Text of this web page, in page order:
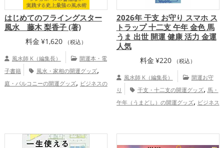
はじめてのフライングスター
風水 藤木 梨香子 (著)
料金 ¥1,620 （税込）
風水師 K（編集長）
開運本・電
子書籍
風水・家相の開運グッズ,
庭・バルコニーの開運グッズ, ビジネスの
ップ,総合運・全体運アップ
2026年 干支 お守り スマホ ス
トラップ 十二支 午年 金色 馬
うま 出世 開運 健康 活力 金運
人気
料金 ¥220 （税込）
風水師 K（編集長）
開運お守
り
干支・十二支の開運グッズ, 馬・
午年（うまどし）の開運グッズ, ビジネス